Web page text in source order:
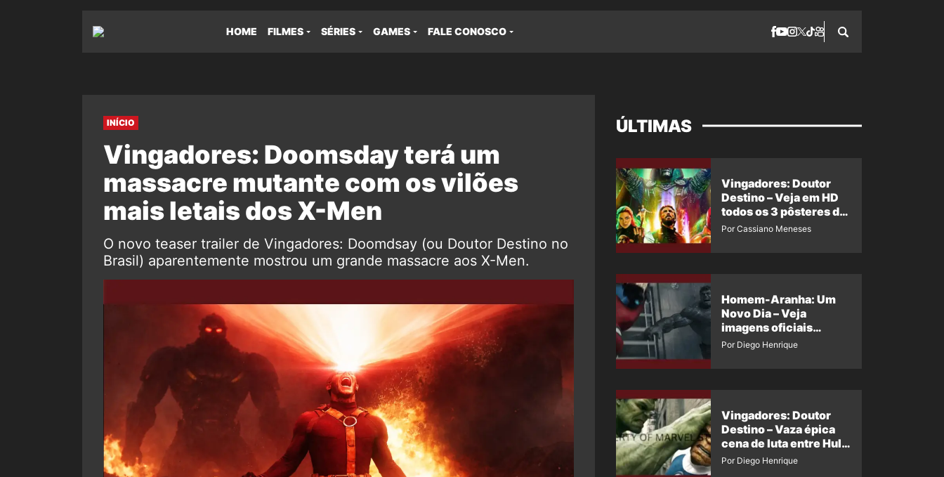
HOME FILMES SÉRIES GAMES FALE CONOSCO
INÍCIO
Vingadores: Doomsday terá um
massacre mutante com os vilões
mais letais dos X-Men
O novo teaser trailer de Vingadores: Doomdsay (ou Doutor Destino no
Brasil) aparentemente mostrou um grande massacre aos X-Men.
ÚLTIMAS
Vingadores: Doutor
Destino – Veja em HD
todos os 3 pôsteres de
‘Doomsday’ + 1 imagem
Por Cassiano Meneses
Homem-Aranha: Um
Novo Dia – Veja
imagens oficiais
descartadas do Hulk
Por Diego Henrique
Vingadores: Doutor
Destino – Vaza épica
cena de luta entre Hulk
e o Coisa
Por Diego Henrique